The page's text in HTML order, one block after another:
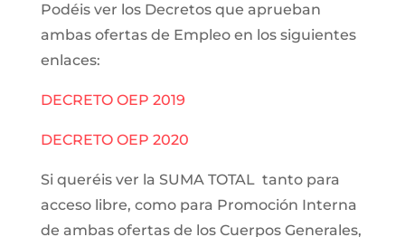
Podéis ver los Decretos que aprueban
ambas ofertas de Empleo en los siguientes
enlaces:
DECRETO OEP 2019
DECRETO OEP 2020
Si queréis ver la SUMA TOTAL tanto para
acceso libre, como para Promoción Interna
de ambas ofertas de los Cuerpos Generales,